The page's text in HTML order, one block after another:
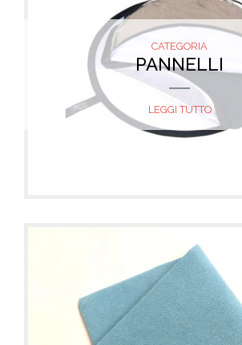
CATEGORIA
PANNELLI
LEGGI TUTTO